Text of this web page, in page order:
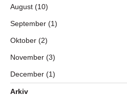
August (10)
September (1)
Oktober (2)
November (3)
December (1)
Arkiv